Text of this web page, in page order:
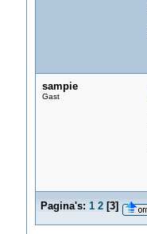
sampie
Gast
Pagina's: 1 2[3]